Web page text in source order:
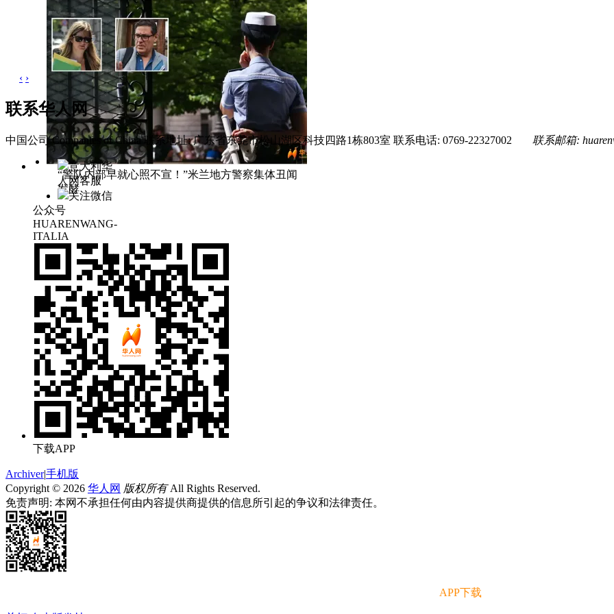
“警队内部早就心照不宣！”米兰地方警察集体丑闻
发酵
‹ ›
联系华人网
中国公司 Companies of China 联系地址: 广东省东莞市松山湖区科技四路1栋803室 联系电话: 0769-22327002 联系邮箱:
意大利华
人网客服
关注微信
公众号
HUARENWANG-
ITALIA
下载APP
Archiver|手机版
Copyright © 2026 华人网 版权所有All Rights Reserved.
免责声明: 本网不承担任何由内容提供商提供的信息所引起的争议和法律责任。
APP下载